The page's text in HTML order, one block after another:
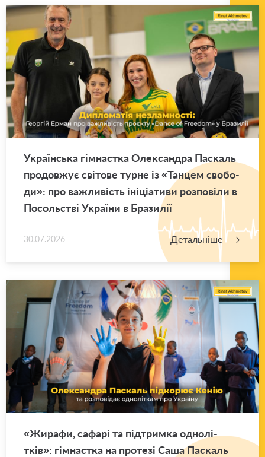
Укра­їн­ська гім­нас­тка Оле­ксан­дра Па­скаль
про­дов­жує сві­то­ве турне із «Тан­цем сво­бо­
ди»: про ва­жли­вість іні­ці­а­ти­ви роз­по­ві­ли в
По­соль­стві Укра­ї­ни в Бра­зи­лії
30.07.2026 Детальніше
«Жи­ра­фи, са­фа­рі та під­трим­ка одно­лі­
тків»: гім­нас­тка на про­те­зі Саша Па­скаль